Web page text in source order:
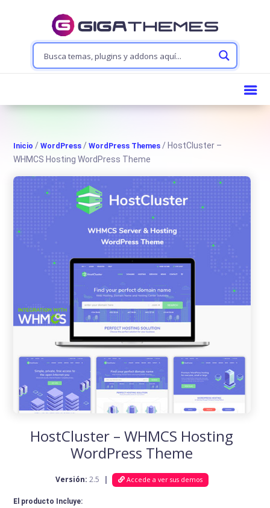
Inicio /WordPress /WordPress Themes / HostCluster –
WHMCS Hosting WordPress Theme
HostCluster – WHMCS Hosting
WordPress Theme
Versión: 2.5 | Accede a ver sus demos
El producto Incluye: